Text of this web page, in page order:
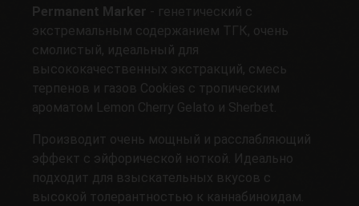
Permanent Marker - генетический с
экстремальным содержанием ТГК, очень
смолистый, идеальный для
высококачественных экстракций, смесь
терпенов и газов Cookies с тропическим
ароматом Lemon Cherry Gelato и Sherbet.
Производит очень мощный и расслабляющий
эффект с эйфорической ноткой. Идеально
подходит для взыскательных вкусов с
высокой толерантностью к каннабиноидам.